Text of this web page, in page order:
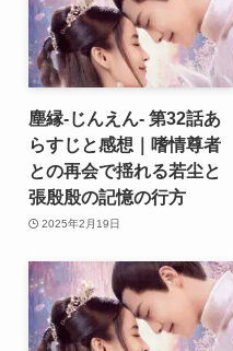
塵縁-じんえん- 第32話あ
らすじと感想｜嗜情尊者
との再会で揺れる若尘と
張殷殷の記憶の行方
2025年2月19日